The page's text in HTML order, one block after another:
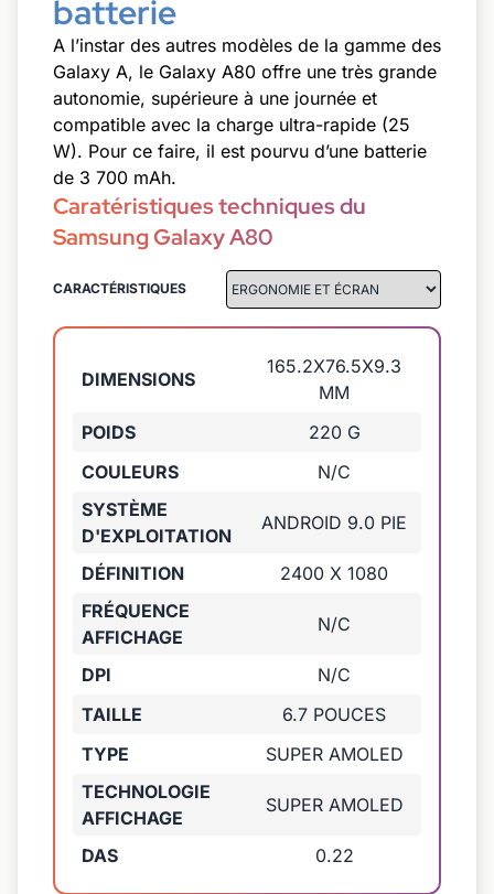
batterie
A l’instar des autres modèles de la gamme des
Galaxy A, le Galaxy A80 offre une très grande
autonomie, supérieure à une journée et
compatible avec la charge ultra-rapide (25
W). Pour ce faire, il est pourvu d’une batterie
de 3 700 mAh.
Caratéristiques techniques du
Samsung Galaxy A80
CARACTÉRISTIQUES
DIMENSIONS
165.2X76.5X9.3
MM
POIDS
220 G
COULEURS
N/C
SYSTÈME
D'EXPLOITATION
ANDROID 9.0 PIE
DÉFINITION
2400 X 1080
FRÉQUENCE
AFFICHAGE
N/C
DPI
N/C
TAILLE
6.7 POUCES
TYPE
SUPER AMOLED
TECHNOLOGIE
AFFICHAGE
SUPER AMOLED
DAS 0.22